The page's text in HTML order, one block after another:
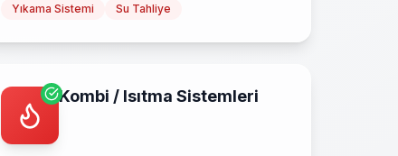
Yıkama Sistemi Su Tahliye
Kombi / Isıtma Sistemleri